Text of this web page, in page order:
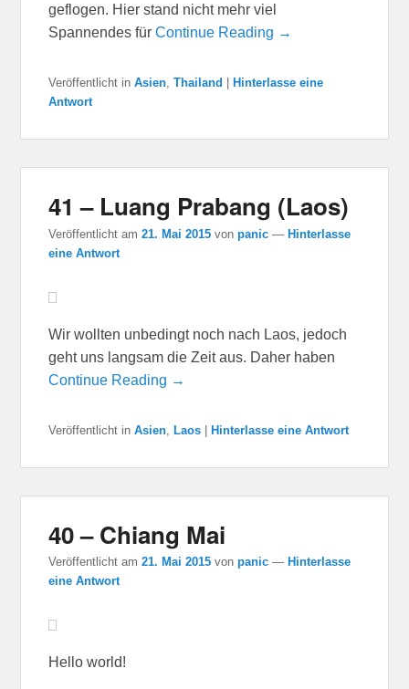
geflogen. Hier stand nicht mehr viel
Spannendes fürContinue Reading →
Veröffentlicht in Asien ,Thailand
Hinterlasse eine
Antwort
41 – Luang Prabang (Laos)
Veröffentlicht am21. Mai 2015 vonpanic —Hinterlasse
eine Antwort
Wir wollten unbedingt noch nach Laos, jedoch
geht uns langsam die Zeit aus. Daher haben
Continue Reading →
Veröffentlicht in Asien ,Laos |Hinterlasse eine Antwort
40 – Chiang Mai
Veröffentlicht am21. Mai 2015 vonpanic — Hinterlasse
eine Antwort
Hello world!